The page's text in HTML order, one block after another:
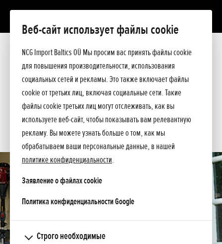
Веб-сайт использует файлы cookie
NCG Import Baltics OÜ Мы просим вас принять файлы cookie
для повышения производительности, использования
социальных сетей и рекламы. Это также включает файлы
cookie от третьих лиц, включая социальные сети. Такие
файлы cookie третьих лиц могут отслеживать, как вы
используете веб-сайт, чтобы показывать вам релевантную
рекламу. Вы можете узнать больше о том, как мы
обрабатываем ваши персональные данные, в нашей
политике конфиденциальности.
Заявление о файлах cookie
Политика конфиденциальности Googleopens in a new tab
Строго необходимые
Презентация
Прейскурант
Спросите подробнееПРЕДЛОЖЕНИЕ
СЕРВИС
КОНТАКТЫ